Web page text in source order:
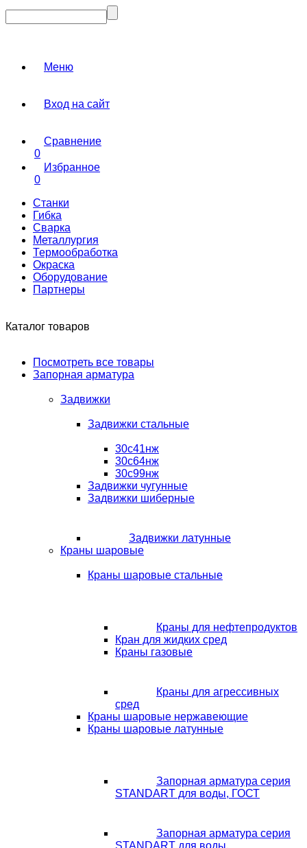
Меню
Вход на сайт
Сравнение
0
Избранное
0
Станки
Гибка
Сварка
Металлургия
Термообработка
Окраска
Оборудование
Партнеры
Каталог товаров
Посмотреть все товары
Запорная арматура
Задвижки
Задвижки стальные
30с41нж
30с64нж
30с99нж
Задвижки чугунные
Задвижки шиберные
Задвижки латунные
Краны шаровые
Краны шаровые стальные
Краны для нефтепродуктов
Кран для жидких сред
Краны газовые
Краны для агрессивных
сред
Краны шаровые нержавеющие
Краны шаровые латунные
Запорная арматура серия
STANDART для воды, ГОСТ
Запорная арматура серия
STANDART для воды,